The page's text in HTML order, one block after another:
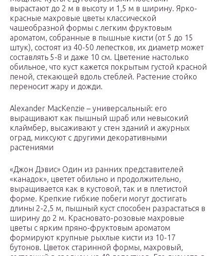
вырастают до 2 м в высоту и 1,5 м в ширину. Ярко-
красные махровые цветы классической
чашеобразной формы с легким фруктовым
ароматом, собранные в пышные кисти (от 5 до 15
штук), состоят из 40-50 лепестков, их диаметр может
составлять 5-8 и даже 10 см. Цветение настолько
обильное, что куст кажется покрытым густой красной
пеной, стекающей вдоль стеблей. Растение стойко
переносит жару и дожди.
Alexander MacKenzie – универсальный: его
выращивают как пышный шраб или невысокий
клаймбер, высаживают у стен зданий и ажурных
оград, миксуют с другими декоративными
растениями
«Джон Дэвис» Один из ранних представителей
«канадок», цветет обильно и продолжительно,
выращивается как в кустовой, так и в плетистой
форме. Крепкие гибкие побеги могут достигать
длины 2-2,5 м, пышный куст способен разрастаться в
ширину до 2 м. Красновато-розовые махровые
цветы с ярким пряно-фруктовым ароматом
формируют крупные рыхлые кисти из 10-17
бутонов. Цветок старинной формы, махровый,